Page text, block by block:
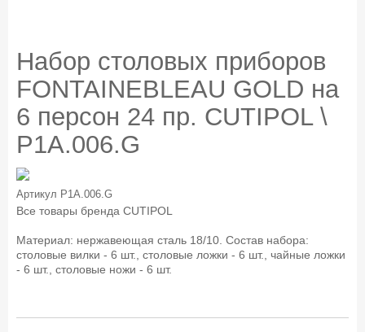
Набор столовых приборов
FONTAINEBLEAU GOLD на
6 персон 24 пр. CUTIPOL \
P1A.006.G
Артикул P1A.006.G
Все товары бренда CUTIPOL
Материал: нержавеющая сталь 18/10. Состав набора:
столовые вилки - 6 шт., столовые ложки - 6 шт., чайные ложки
- 6 шт., столовые ножи - 6 шт.